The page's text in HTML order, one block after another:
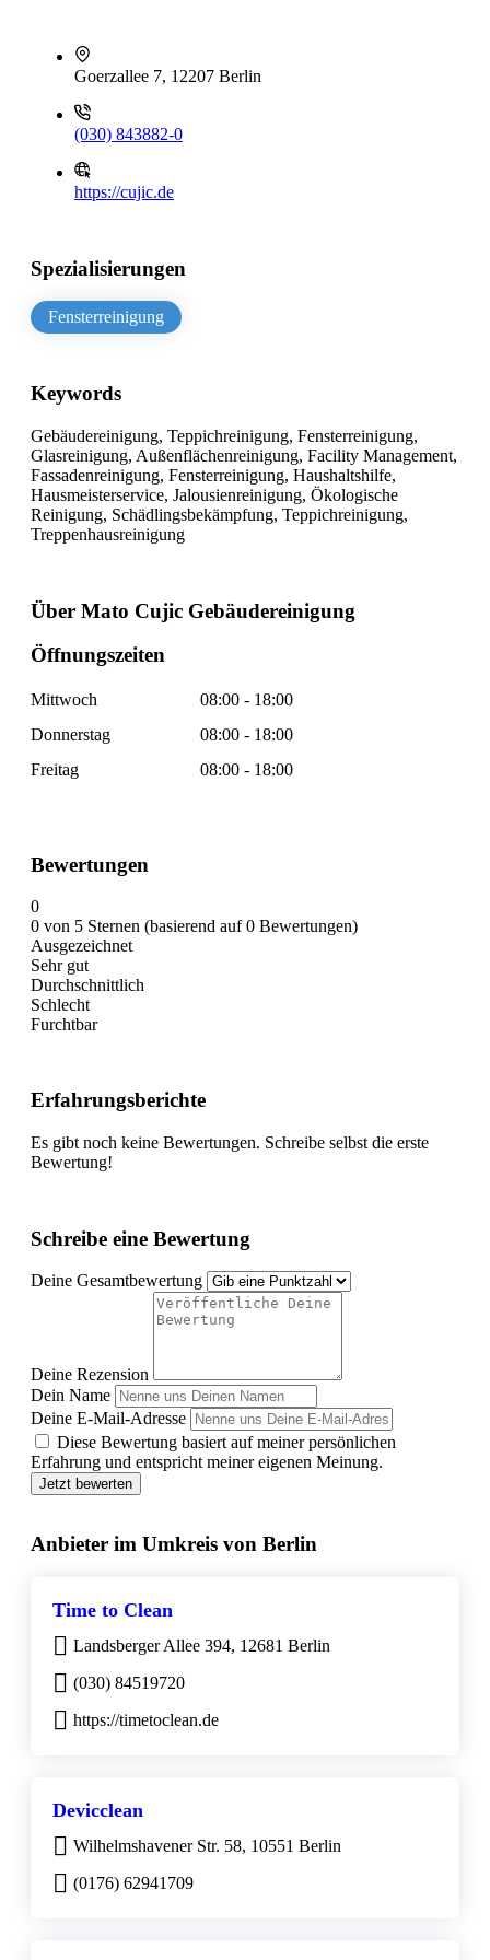
Goerzallee 7, 12207 Berlin
(030) 843882-0
https://cujic.de
Spezialisierungen
Fensterreinigung
Keywords
Gebäudereinigung, Teppichreinigung, Fensterreinigung,
Glasreinigung, Außenflächenreinigung, Facility Management,
Fassadenreinigung, Fensterreinigung, Haushaltshilfe,
Hausmeisterservice, Jalousienreinigung, Ökologische
Reinigung, Schädlingsbekämpfung, Teppichreinigung,
Treppenhausreinigung
Über Mato Cujic Gebäudereinigung
Öffnungszeiten
Mittwoch
08:00 - 18:00
Donnerstag
08:00 - 18:00
Freitag
08:00 - 18:00
Bewertungen
0
0 von 5 Sternen (basierend auf 0 Bewertungen)
Ausgezeichnet
Sehr gut
Durchschnittlich
Schlecht
Furchtbar
Erfahrungsberichte
Es gibt noch keine Bewertungen. Schreibe selbst die erste
Bewertung!
Schreibe eine Bewertung
Deine Gesamtbewertung
Deine Rezension
Dein Name
Deine E-Mail-Adresse
Diese Bewertung basiert auf meiner persönlichen
Erfahrung und entspricht meiner eigenen Meinung.
Jetzt bewerten
Anbieter im Umkreis von Berlin
Time to Clean
Landsberger Allee 394, 12681 Berlin
(030) 84519720
https://timetoclean.de
Devicclean
Wilhelmshavener Str. 58, 10551 Berlin
(0176) 62941709